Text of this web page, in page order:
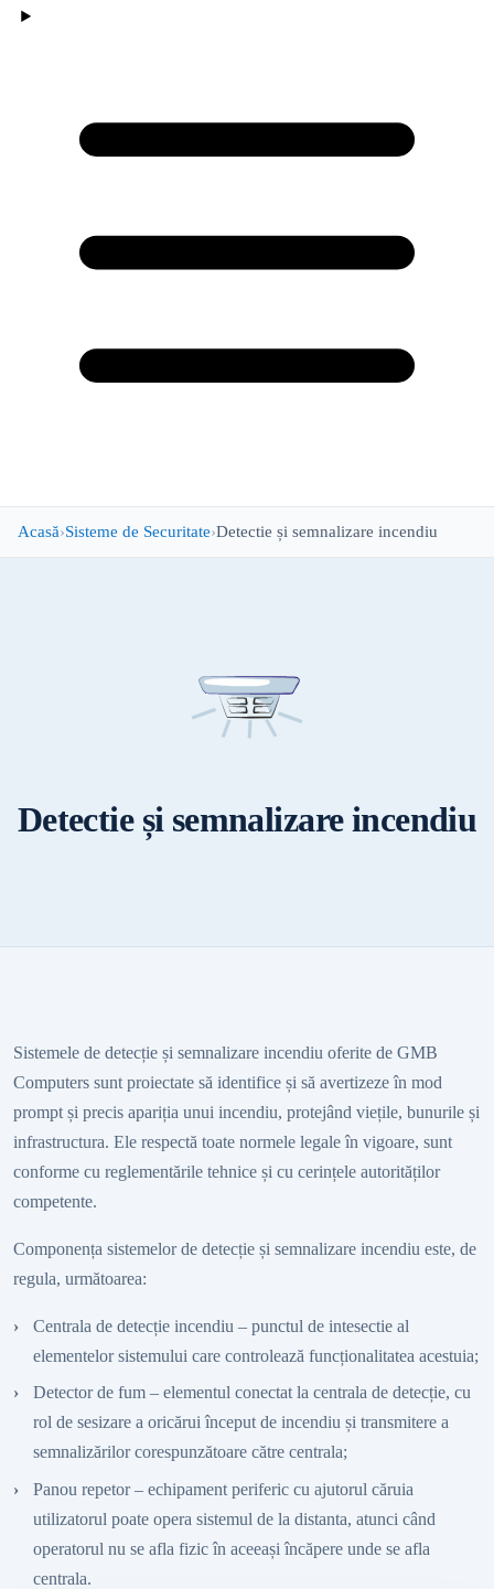
Acasă Sisteme de Securitate Detectie și semnalizare incendiu
Detectie și semnalizare incendiu
Sistemele de detecție și semnalizare incendiu oferite de GMB
Computers sunt proiectate să identifice și să avertizeze în mod
prompt și precis apariția unui incendiu, protejând viețile, bunurile și
infrastructura. Ele respectă toate normele legale în vigoare, sunt
conforme cu reglementările tehnice și cu cerințele autorităților
competente.
Componența sistemelor de detecție și semnalizare incendiu este, de
regula, următoarea:
Centrala de detecție incendiu – punctul de intesectie al
elementelor sistemului care controlează funcționalitatea acestuia;
Detector de fum – elementul conectat la centrala de detecție, cu
rol de sesizare a oricărui început de incendiu și transmitere a
semnalizărilor corespunzătoare către centrala;
Panou repetor – echipament periferic cu ajutorul căruia
utilizatorul poate opera sistemul de la distanta, atunci când
operatorul nu se afla fizic în aceeași încăpere unde se afla
centrala.